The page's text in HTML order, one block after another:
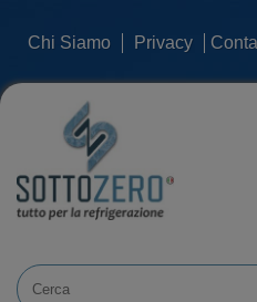
Chi Siamo Privacy